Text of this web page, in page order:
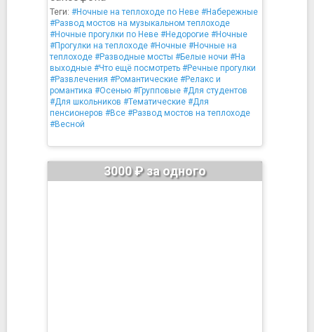
Теги: #Ночные на теплоходе по Неве #Набережные
#Развод мостов на музыкальном теплоходе
#Ночные прогулки по Неве #Недорогие #Ночные
#Прогулки на теплоходе #Ночные #Ночные на
теплоходе #Разводные мосты #Белые ночи #На
выходные #Что ещё посмотреть #Речные прогулки
#Развлечения #Романтические #Релакс и
романтика #Осенью #Групповые #Для студентов
#Для школьников #Тематические #Для
пенсионеров #Все #Развод мостов на теплоходе
#Весной
3000 ₽ за одного